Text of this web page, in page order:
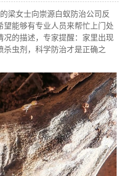
女士向崇源白蚁防治公司反
望能够有专业人员来帮忙上门处
况的描述，专家提醒：家里出现
杀虫剂，科学防治才是正确之